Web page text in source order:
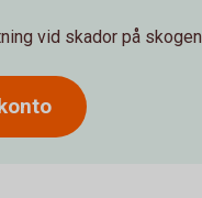
vid skador på skogen